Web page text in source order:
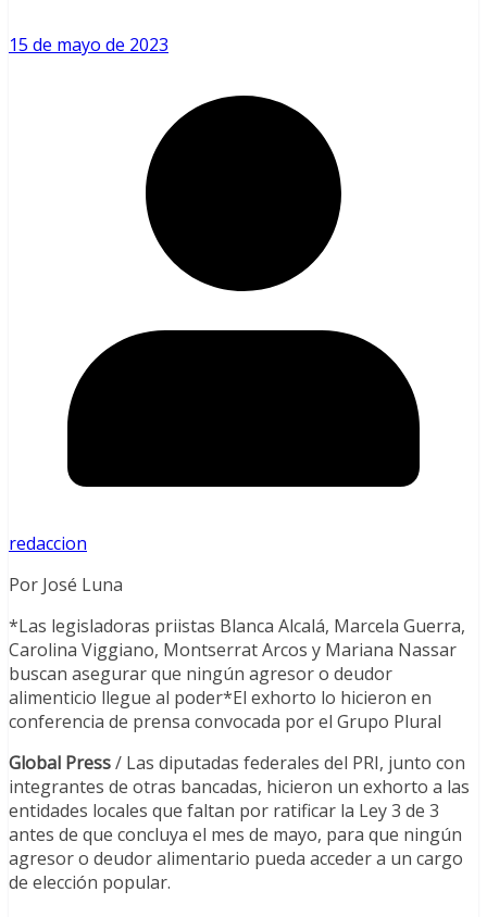
15 de mayo de 2023
redaccion
Por José Luna
*Las legisladoras priistas Blanca Alcalá, Marcela Guerra,
Carolina Viggiano, Montserrat Arcos y Mariana Nassar
buscan asegurar que ningún agresor o deudor
alimenticio llegue al poder*El exhorto lo hicieron en
conferencia de prensa convocada por el Grupo Plural
Global Press/ Las diputadas federales del PRI, junto con
integrantes de otras bancadas, hicieron un exhorto a las
entidades locales que faltan por ratificar la Ley 3 de 3
antes de que concluya el mes de mayo, para que ningún
agresor o deudor alimentario pueda acceder a un cargo
de elección popular.